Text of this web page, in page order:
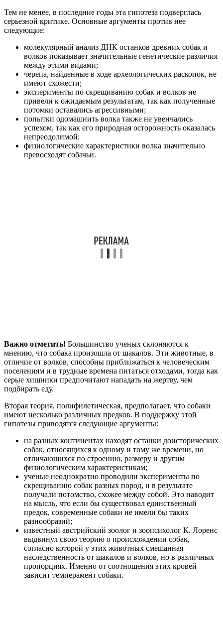
Тем не менее, в последние годы эта гипотеза подверглась
серьезной критике. Основные аргументы против нее
следующие:
молекулярный анализ ДНК останков древних собак и
волков показывает значительные генетические различия
между этими видами;
черепа, найденные в ходе археологических раскопок, не
имеют схожести;
эксперименты по скрещиванию собак и волков не
привели к ожидаемым результатам, так как полученные
потомки оставались агрессивными;
попытки одомашнить волка также не увенчались
успехом, так как его природная осторожность оказалась
непреодолимой;
физиологические характеристики волка значительно
превосходят собачьи.
Важно отметить! Большинство ученых склоняются к
мнению, что собака произошла от шакалов. Эти животные, в
отличие от волков, способны приближаться к человеческим
поселениям и в трудные времена питаться отходами, тогда как
серые хищники предпочитают нападать на жертву, чем
подбирать еду.
Вторая теория, полифилетическая, предполагает, что собаки
имеют несколько различных предков. В поддержку этой
гипотезы приводятся следующие аргументы:
на разных континентах находят останки доисторических
собак, относящихся к одному и тому же времени, но
отличающихся по строению, размеру и другим
физиологическим характеристикам;
ученые неоднократно проводили эксперименты по
скрещиванию собак разных пород, и в результате
получали потомство, схожее между собой. Это наводит
на мысль, что если бы существовал единственный
предок, современные собаки не имели бы таких
разнообразий;
известный австрийский зоолог и зоопсихолог К. Лоренс
выдвинул свою теорию о происхождении собак,
согласно которой у этих животных смешанная
наследственность от шакалов и волков, но в различных
пропорциях. Именно от соотношения этих кровей
зависит темперамент собаки.